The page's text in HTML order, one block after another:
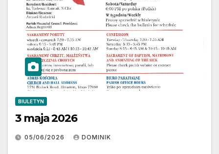
BIULETYN
3 maja 2026
05/06/2026 DOMINIK